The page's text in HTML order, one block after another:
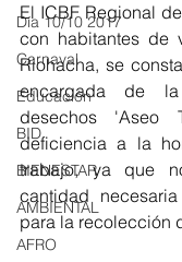
Día 10/10 2017
Carnaval
Educación
BID
BIENESTAR
AMBIENTAL
AFRO
El ICBF Regional
con habitantes de
Riohacha, se
encargada de
desechos 'Aseo
deficiencia a la
trabajo, ya que
cantidad
para la recolección